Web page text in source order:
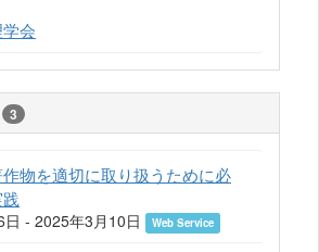
会
3
物を適切に取り扱うために必
- 2025年3月10日 Web Service